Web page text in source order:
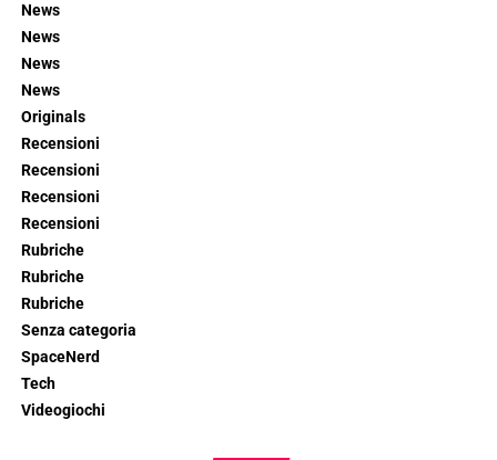
News
News
News
News
Originals
Recensioni
Recensioni
Recensioni
Recensioni
Rubriche
Rubriche
Rubriche
Senza categoria
SpaceNerd
Tech
Videogiochi